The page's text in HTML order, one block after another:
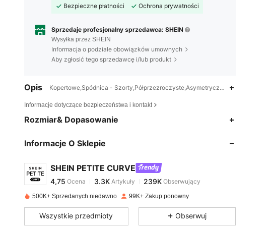
Bezpieczne płatności
Ochrona prywatności
Sprzedaje profesjonalny sprzedawca: SHEIN
Wysyłka przez SHEIN
Informacja o podziale obowiązków umownych
Aby zgłosić tego sprzedawcę i/lub produkt
Opis Kopertowe,Spódnica - Szorty,Półprzezroczyste,Asymetryczny,Zamek
Informacje dotyczące bezpieczeństwa i kontakt
Rozmiar& Dopasowanie
Informacje O Sklepie
SHEIN PETITE CURVE
4,75 3.3K
4,75 239K
m***a zapłacono1 dzień temu
500K+ Sprzedanych niedawno 99K+ Zakup ponowny
Wszystkie przedmioty Obserwuj